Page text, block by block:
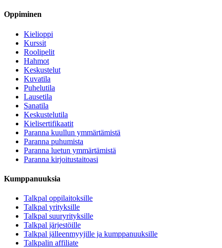
Oppiminen
Kielioppi
Kurssit
Roolipelit
Hahmot
Keskustelut
Kuvatila
Puhelutila
Lausetila
Sanatila
Keskustelutila
Kielisertifikaatit
Paranna kuullun ymmärtämistä
Paranna puhumista
Paranna luetun ymmärtämistä
Paranna kirjoitustaitoasi
Kumppanuuksia
Talkpal oppilaitoksille
Talkpal yrityksille
Talkpal suuryrityksille
Talkpal järjestöille
Talkpal jälleenmyyjille ja kumppanuuksille
Talkpalin affiliate